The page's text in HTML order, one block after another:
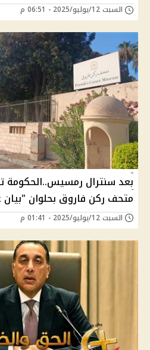
السبت 12/يوليو/2025 - 06:51 م
بعد سنترال
متحف ركن فاروق بحلوان
السبت 12/يوليو/2025 - 01:41 م